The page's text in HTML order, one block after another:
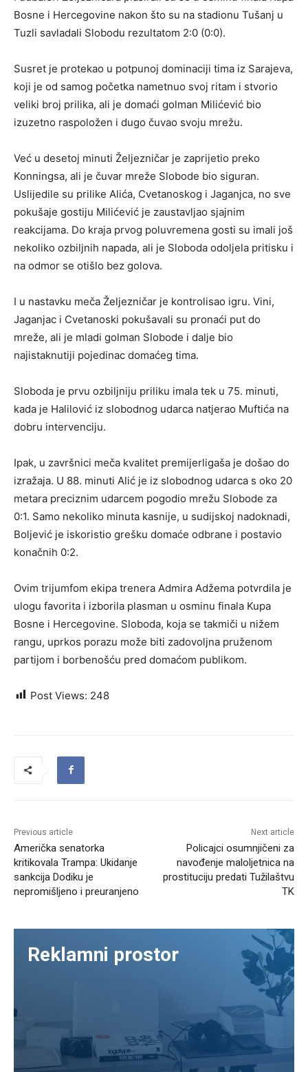
Bosne i Hercegovine nakon što su na stadionu Tušanj u
Tuzli savladali Slobodu rezultatom 2:0 (0:0).
Susret je protekao u potpunoj dominaciji tima iz Sarajeva,
koji je od samog početka nametnuo svoj ritam i stvorio
veliki broj prilika, ali je domaći golman Milićević bio
izuzetno raspoložen i dugo čuvao svoju mrežu.
Već u desetoj minuti Željezničar je zaprijetio preko
Konningsa, ali je čuvar mreže Slobode bio siguran.
Uslijedile su prilike Alića, Cvetanoskog i Jaganjca, no sve
pokušaje gostiju Milićević je zaustavljao sjajnim
reakcijama. Do kraja prvog poluvremena gosti su imali još
nekoliko ozbiljnih napada, ali je Sloboda odoljela pritisku i
na odmor se otišlo bez golova.
I u nastavku meča Željezničar je kontrolisao igru. Vini,
Jaganjac i Cvetanoski pokušavali su pronaći put do
mreže, ali je mladi golman Slobode i dalje bio
najistaknutiji pojedinac domaćeg tima.
Sloboda je prvu ozbiljniju priliku imala tek u 75. minuti,
kada je Halilović iz slobodnog udarca natjerao Muftića na
dobru intervenciju.
Ipak, u završnici meča kvalitet premijerligaša je došao do
izražaja. U 88. minuti Alić je iz slobodnog udarca s oko 20
metara preciznim udarcem pogodio mrežu Slobode za
0:1. Samo nekoliko minuta kasnije, u sudijskoj nadoknadi,
Boljević je iskoristio grešku domaće odbrane i postavio
konačnih 0:2.
Ovim trijumfom ekipa trenera Admira Adžema potvrdila je
ulogu favorita i izborila plasman u osminu finala Kupa
Bosne i Hercegovine. Sloboda, koja se takmiči u nižem
rangu, uprkos porazu može biti zadovoljna pruženom
partijom i borbenošću pred domaćom publikom.
Post Views: 248
Previous article
Američka senatorka
kritikovala Trampa: Ukidanje
sankcija Dodiku je
nepromišljeno i preuranjeno
Next article
Policajci osumnjičeni za
navođenje maloljetnica na
prostituciju predati Tužilaštvu
TK
Reklamni prostor